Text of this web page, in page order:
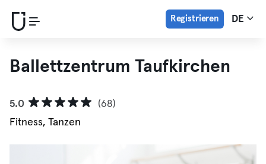
Registrieren DE
Ballettzentrum Taufkirchen
5.0
(68)
Fitness, Tanzen